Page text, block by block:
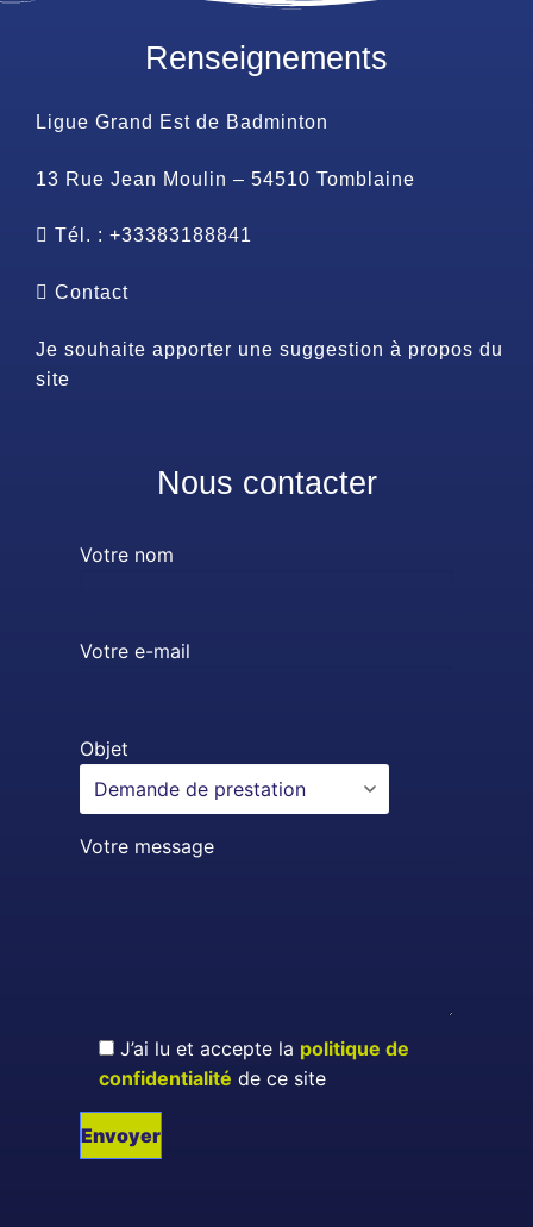
Renseignements
Ligue Grand Est de Badminton
13 Rue Jean Moulin – 54510 Tomblaine
Tél. : +33383188841
Contact
Je souhaite apporter une suggestion à propos du
site
Nous contacter
Votre nom
Votre e-mail
Objet
Votre message
J’ai lu et accepte la politique de
confidentialité de ce site